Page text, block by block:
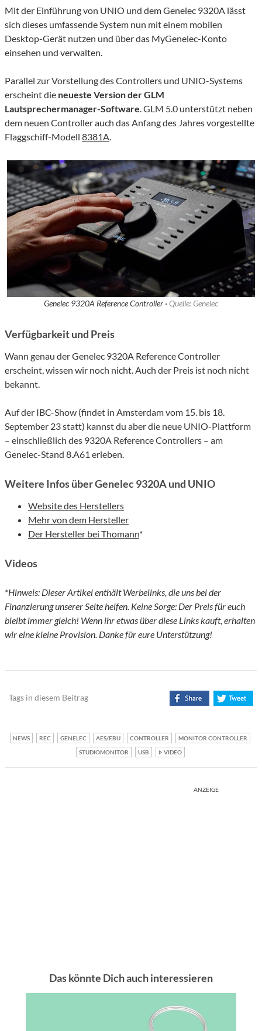
Mit der Einführung von UNIO und demGenelec 9320A lässt
sich dieses umfassende System nun mit einem mobilen
Desktop-Gerät nutzen und über das MyGenelec-Konto
einsehen und verwalten.
Parallel zur Vorstellung des Controllers und UNIO-Systems
erscheint die neueste Version der GLM
Lautsprechermanager-Software . GLM 5.0 unterstützt neben
dem neuen Controller auch das Anfang des Jahres vorgestellte
Flaggschiff-Modell 8381A
Genelec 9320A Reference Controller · Quelle: Genelec
Verfügbarkeit und Preis
Wann genau der Genelec 9320A Reference Controller
erscheint, wissen wir noch nicht. Auch der Preis ist noch nicht
bekannt.
Auf der IBC-Show (findet in Amsterdam vom 15. bis 18.
September 23 statt) kannst du aber die neue UNIO-Plattform
– einschließlich des 9320A Reference Controllers – am
Genelec-Stand 8.A61 erleben.
Weitere Infos über Genelec 9320A und UNIO
Website des Herstellers
Mehr von dem Hersteller
Der Hersteller bei Thomann*
Videos
*Hinweis: Dieser Artikel enthält Werbelinks, die uns bei der
Finanzierung unserer Seite helfen. Keine Sorge: Der Preis für euch
bleibt immer gleich! Wenn ihr etwas über diese Links kauft, erhalten
wir eine kleine Provision. Danke für eure Unterstützung!
Tags in diesem Beitrag
NEWS REC GENELEC AES/EBU CONTROLLER
MONITOR CONTROLLER
STUDIOMONITOR
USB VIDEO
ANZEIGE
Das könnte Dich auch interessieren